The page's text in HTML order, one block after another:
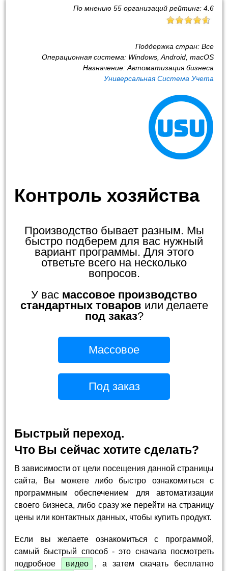
По мнению 55организаций рейтинг: 4.6
Поддержка стран: Все
Операционная система: Windows, Android, macOS
Назначение: Автоматизация бизнеса
Универсальная Система Учета
Контроль хозяйства
Производство бывает разным. Мы
быстро подберем для вас нужный
вариант программы. Для этого
ответьте всего на несколько
вопросов.
У вас массовое производство
стандартных товаров или делаете
под заказ?
Массовое
Под заказ
Быстрый переход.
Что Вы сейчас хотите сделать?
В зависимости от цели посещения данной страницы
сайта, Вы можете либо быстро ознакомиться с
программным обеспечением для автоматизации
своего бизнеса, либо сразу же перейти на страницу
цены или контактных данных, чтобы купить продукт.
Если вы желаете ознакомиться с программой,
самый быстрый способ - это сначала посмотреть
подробное
видео
, а затем скачать бесплатно